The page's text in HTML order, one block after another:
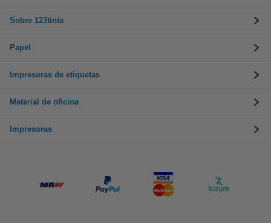
Sobre 123tinta
Papel
Impresoras de etiquetas
Material de oficina
Impresoras